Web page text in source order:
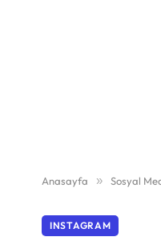
Anasayfa » Sosyal
INSTAGRAM